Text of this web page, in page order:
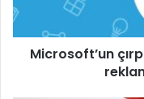
gelecek!
Microsoft’un